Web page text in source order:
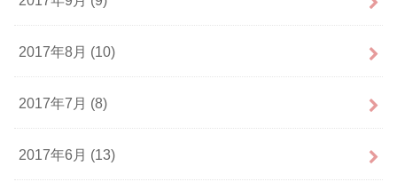
2017年8月 (10)
2017年7月 (8)
2017年6月 (13)